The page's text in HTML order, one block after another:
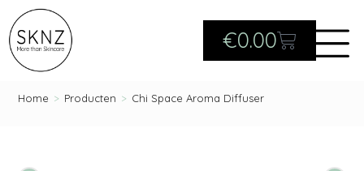
€0.00
Home > Producten > Chi Space Aroma Diffuser